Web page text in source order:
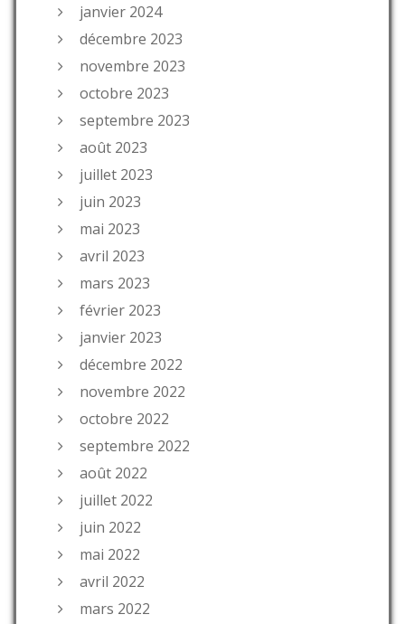
janvier 2024
décembre 2023
novembre 2023
octobre 2023
septembre 2023
août 2023
juillet 2023
juin 2023
mai 2023
avril 2023
mars 2023
février 2023
janvier 2023
décembre 2022
novembre 2022
octobre 2022
septembre 2022
août 2022
juillet 2022
juin 2022
mai 2022
avril 2022
mars 2022